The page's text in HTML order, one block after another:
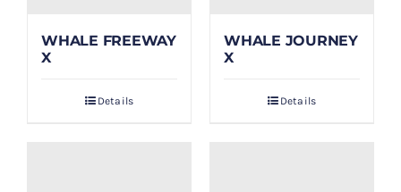
WHALE FREEWAY
X
Details
WHALE JOURNEY
X
Details